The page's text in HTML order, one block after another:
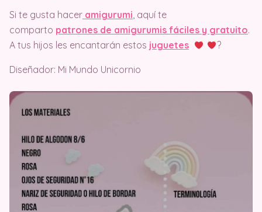
Si te gusta hacer amigurumi , aquí te
comparto patrones de amigurumis fáciles y gratuito.
A tus hijos les encantarán estos juguetes ?
Diseñador: Mi Mundo Unicornio